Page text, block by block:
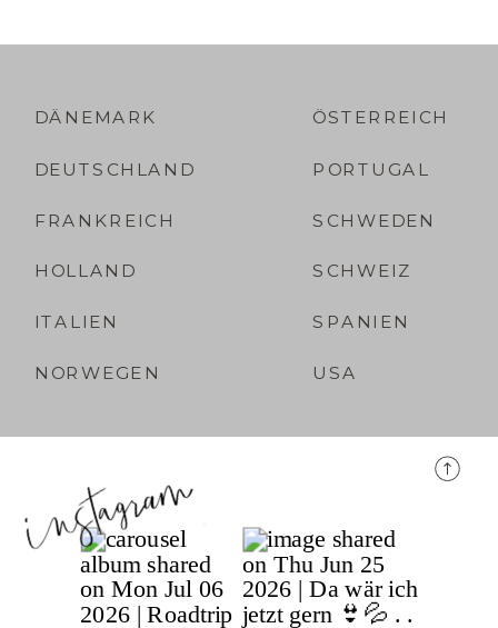
SPANIEN
SCHWEIZ
SCHWEDEN
PORTUGAL
ÖSTERREICH
NORWEGEN
ITALIEN
HOLLAND
FRANKREICH
DEUTSCHLAND
DÄNEMARK
USA